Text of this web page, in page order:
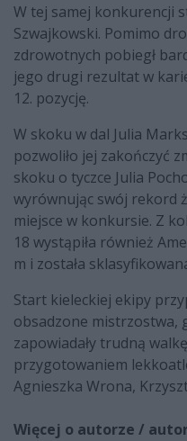
W tej samej konkurencji
Szwajkowski. Pomimo
zdrowotnych pobiegł
jego drugi rezultat w
12. pozycję.
W skoku w dal Julia
pozwoliło jej zakończyć
skoku o tyczce Julia
wyrównując swój rekord
miejsce w konkursie. Z
18 wystąpiła również
m i została
Start kieleckiej ekipy
obsadzone mistrzostwa,
zapowiadały trudną
przygotowaniem
Agnieszka Wrona,
Więcej o autorze /